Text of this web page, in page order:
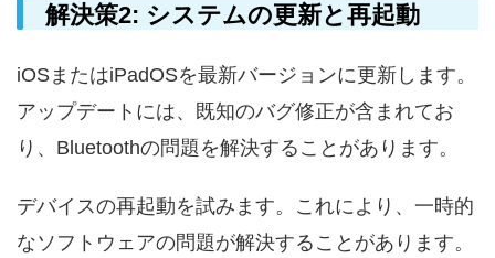
解決策2: システムの更新と再起動
iOSまたはiPadOSを最新バージョンに更新します。
アップデートには、既知のバグ修正が含まれてお
り、Bluetoothの問題を解決することがあります。
デバイスの再起動を試みます。これにより、一時的
なソフトウェアの問題が解決することがあります。